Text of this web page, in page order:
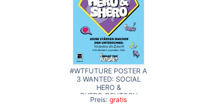
#WTFUTURE POSTER A
3 WANTED: SOCIAL
HERO &
SHERO_DEUTSCH
Preis: gratis